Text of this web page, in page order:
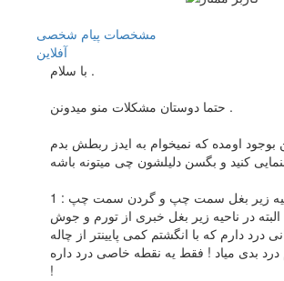
مشخصات پیام شخصی
آفلاين
با سلام .
حتما دوستان مشکلات منو میدونن .
اومده که نمیخوام به ایدز ربطش بدم
1 : چند روزه در ناحیه زیر بغل سمت چپ و گردن سمت چپ
در ناحیه زیر بغل خبری از تورم و جوش
درد دارم که با انگشتم کمی پایینتر از چاله
بدی میاد ! فقط یه نقطه خاصی درد داره
!